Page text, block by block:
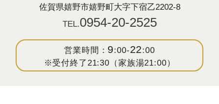
佐賀県嬉野市嬉野町大字下宿乙2202-8
TEL.0954-20-2525
営業時間： 9:00-22:00
※受付終了21:30（家族湯21:00）